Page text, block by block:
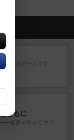
麻雀風ゲームです。
...
ともに
――復讐を伴って!オリ